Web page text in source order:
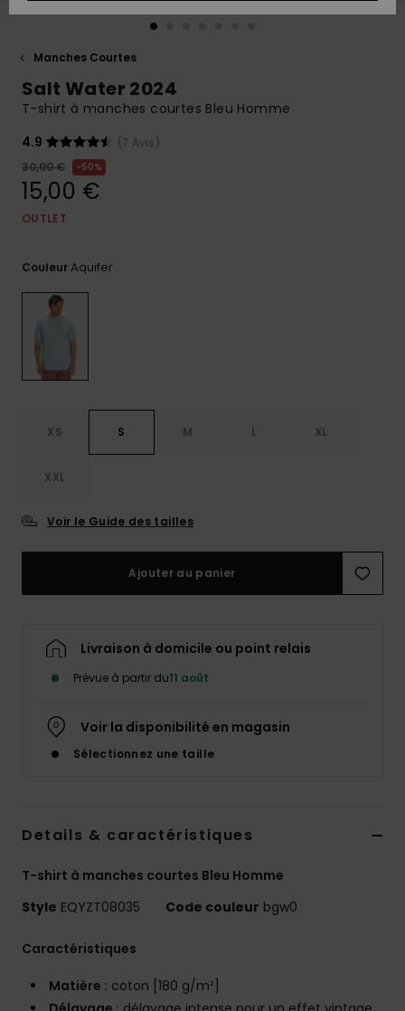
conversation
obtenir la
plus rapide
à votre
Démarrer
la FAQ
Manches Courtes
Salt Water 2024
T-shirt à manches courtes Bleu Homme
4.9
(7 Avis)
30,00 €
50%
15,00 €
OUTLET
CouleurAquifer
XS S M L XL
XXL
Voir le Guide des tailles
Ajouter au panier
Livraison à domicile ou point relais
Prévue à partir du11 août
Voir la disponibilité en magasin
Sélectionnez une taille
Details & caractéristiques
T-shirt à manches courtes Bleu Homme
Style EQYZT08035 Code couleur bgw0
Caractéristiques
Matière : coton [180 g/m²]